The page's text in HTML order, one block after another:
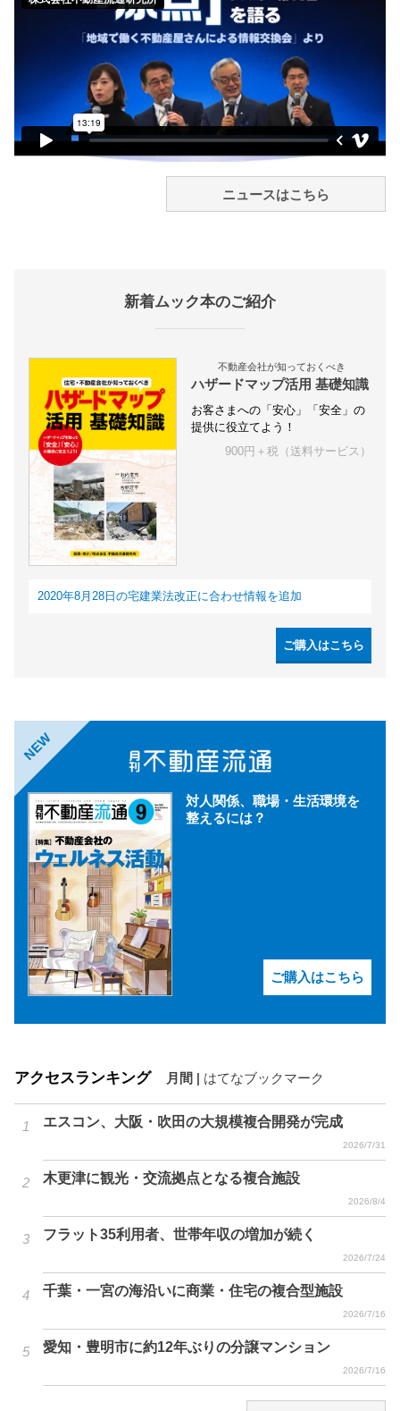
ニュースはこちら
新着ムック本のご紹介
不動産会社が知っておくべき
ハザードマップ活用 基礎知識
お客さまへの「安心」「安全」の
提供に役立てよう！
900円＋税（送料サービス）
2020年8月28日の宅建業法改正に合わせ情報を追加
ご購入はこちら
NEW
対人関係、職場・生活環境を
整えるには？
ご購入はこちら
アクセスランキング 月間 はてなブックマーク
エスコン、大阪・吹田の大規模複合開発が完成
2026/7/31
木更津に観光・交流拠点となる複合施設
2026/8/4
フラット35利用者、世帯年収の増加が続く
2026/7/24
千葉・一宮の海沿いに商業・住宅の複合型施設
2026/7/16
愛知・豊明市に約12年ぶりの分譲マンション
2026/7/16